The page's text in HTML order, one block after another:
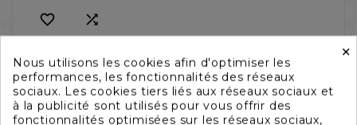
 
Besoin d'un aménagement sur-mesure ?
×
Nous utilisons les cookies afin d'optimiser les
performances, les fonctionnalités des réseaux
sociaux. Les cookies tiers liés aux réseaux sociaux et
à la publicité sont utilisés pour vous offrir des
fonctionnalités optimisées sur les réseaux sociaux,